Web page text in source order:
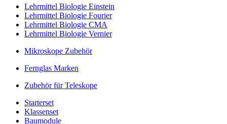
Lehrmittel Biologie Einstein
Lehrmittel Biologie Fourier
Lehrmittel Biologie CMA
Lehrmittel Biologie Vernier
Mikroskope Zubehör
Fernglas Marken
Zubehör für Teleskope
Starterset
Klassenset
Baumodule